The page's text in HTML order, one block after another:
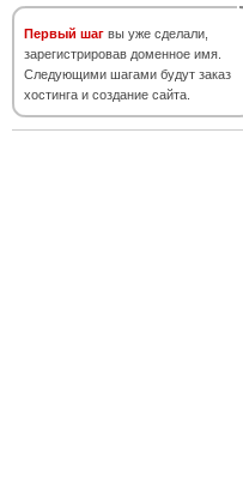
Первый шаг вы уже сделали,
зарегистрировав доменное имя.
Следующими шагами будут заказ
хостинга и создание сайта.